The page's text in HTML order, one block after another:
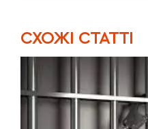
CХОЖІ СТАТТІ